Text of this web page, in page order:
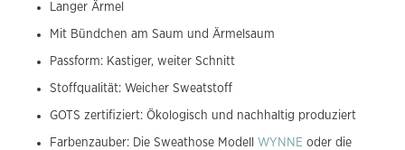
Langer Ärmel
Mit Bündchen am Saum und Ärmelsaum
Passform: Kastiger, weiter Schnitt
Stoffqualität: Weicher Sweatstoff
GOTS zertifiziert: Ökologisch und nachhaltig produziert
Farbenzauber: Die Sweathose Modell WYNNE oder die